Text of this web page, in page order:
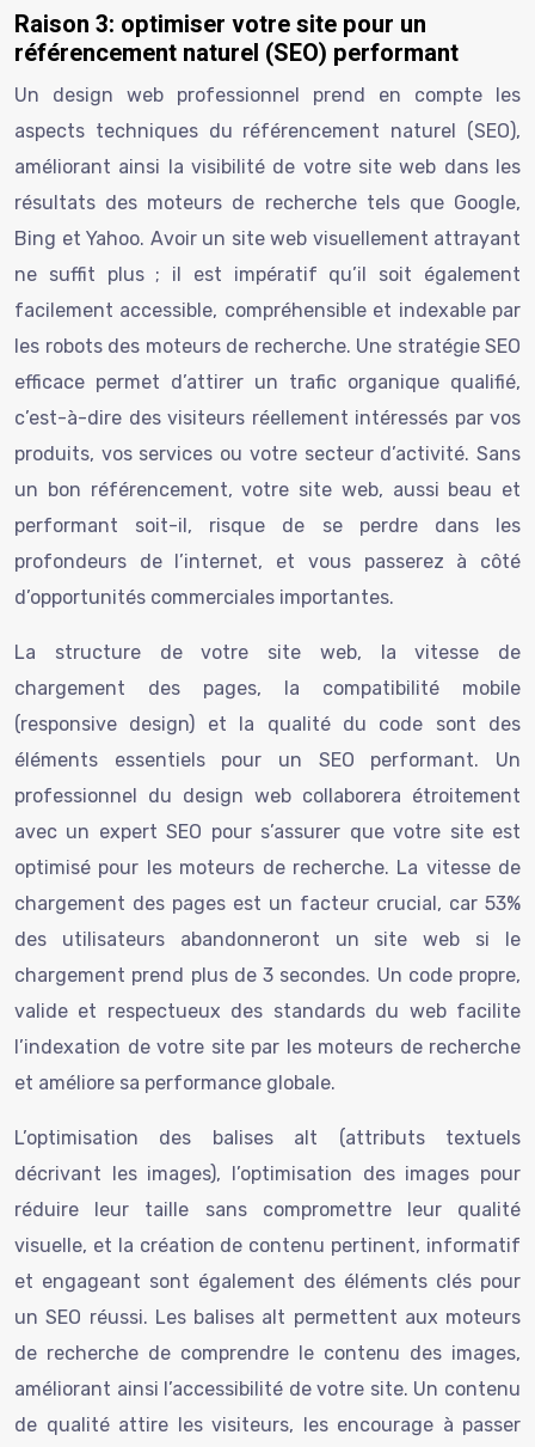
Raison 3: optimiser votre site pour un
référencement naturel (SEO) performant
Un design web professionnel prend en compte les
aspects techniques du référencement naturel (SEO),
améliorant ainsi la visibilité de votre site web dans les
résultats des moteurs de recherche tels que Google,
Bing et Yahoo. Avoir un site web visuellement attrayant
ne suffit plus ; il est impératif qu’il soit également
facilement accessible, compréhensible et indexable par
les robots des moteurs de recherche. Une stratégie SEO
efficace permet d’attirer un trafic organique qualifié,
c’est-à-dire des visiteurs réellement intéressés par vos
produits, vos services ou votre secteur d’activité. Sans
un bon référencement, votre site web, aussi beau et
performant soit-il, risque de se perdre dans les
profondeurs de l’internet, et vous passerez à côté
d’opportunités commerciales importantes.
La structure de votre site web, la vitesse de
chargement des pages, la compatibilité mobile
(responsive design) et la qualité du code sont des
éléments essentiels pour un SEO performant. Un
professionnel du design web collaborera étroitement
avec un expert SEO pour s’assurer que votre site est
optimisé pour les moteurs de recherche. La vitesse de
chargement des pages est un facteur crucial, car 53%
des utilisateurs abandonneront un site web si le
chargement prend plus de 3 secondes. Un code propre,
valide et respectueux des standards du web facilite
l’indexation de votre site par les moteurs de recherche
et améliore sa performance globale.
L’optimisation des balises alt (attributs textuels
décrivant les images), l’optimisation des images pour
réduire leur taille sans compromettre leur qualité
visuelle, et la création de contenu pertinent, informatif
et engageant sont également des éléments clés pour
un SEO réussi. Les balises alt permettent aux moteurs
de recherche de comprendre le contenu des images,
améliorant ainsi l’accessibilité de votre site. Un contenu
de qualité attire les visiteurs, les encourage à passer